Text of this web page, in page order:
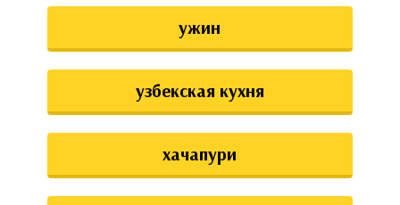
ужин
узбекская кухня
хачапури